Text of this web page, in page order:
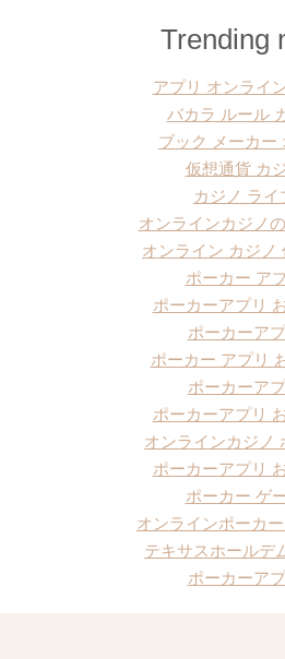
Trending
アプリ オンライ
バカラ ルール
ブック メーカー
仮想通貨 カ
カジノ ライ
オンラインカジノ
オンライン カジノ
ポーカー ア
ポーカーアプリ
ポーカーア
ポーカー アプリ
ポーカーア
ポーカーアプリ
オンラインカジノ
ポーカーアプリ
ポーカー ゲ
オンラインポーカ
テキサスホールデ
ポーカーア